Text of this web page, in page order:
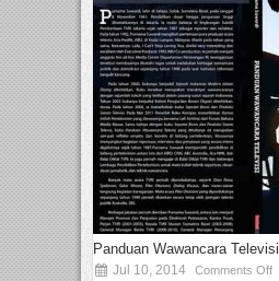
Panduan Wawancara Televisi
Jul 10, 2014 Comments Off